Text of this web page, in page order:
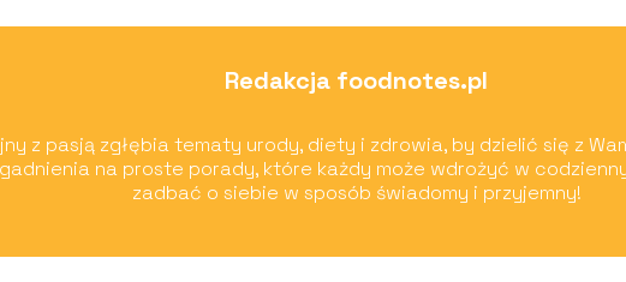
Redakcja foodnotes.pl
z pasją zgłębia tematy urody, diety i zdrowia, by dzielić się z
na proste porady, które każdy może wdrożyć w
zadbać o siebie w sposób świadomy i przyjemny!